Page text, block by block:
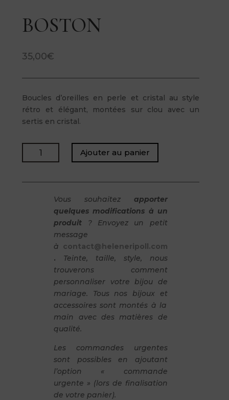
BOSTON
35,00€
Boucles d’oreilles en perle et cristal au style
rétro et élégant, montées sur clou avec un
sertis en cristal.
quantité
de
Ajouter au panier
Vous souhaitez apporter
quelques modifications à un
produit ? Envoyez un petit
message
à contact@heleneripoll.com
. Teinte, taille, style, nous
trouverons comment
personnaliser votre bijou de
mariage. Tous nos bijoux et
accessoires sont montés à la
main avec des matières de
qualité.
Les commandes urgentes
sont possibles en ajoutant
l’option « commande
urgente » (lors de finalisation
de votre panier).